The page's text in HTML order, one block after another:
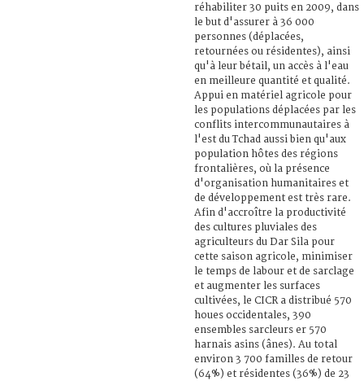
réhabiliter 30 puits en 2009, dans
le but d'assurer à 36 000
personnes (déplacées,
retournées ou résidentes), ainsi
qu'à leur bétail, un accès à l'eau
en meilleure quantité et qualité.
Appui en matériel agricole pour
les populations déplacées par les
conflits intercommunautaires à
l'est du Tchad aussi bien qu'aux
population hôtes des régions
frontalières, où la présence
d'organisation humanitaires et
de développement est très rare.
Afin d'accroître la productivité
des cultures pluviales des
agriculteurs du Dar Sila pour
cette saison agricole, minimiser
le temps de labour et de sarclage
et augmenter les surfaces
cultivées, le CICR a distribué 570
houes occidentales, 390
ensembles sarcleurs er 570
harnais asins (ânes). Au total
environ 3 700 familles de retour
(64%) et résidentes (36%) de 23